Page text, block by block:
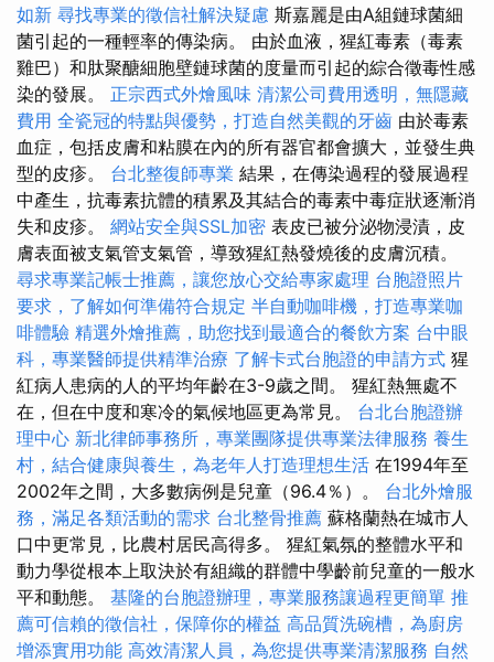
如新 尋找專業的徵信社解決疑慮 斯嘉麗是由A組鏈球菌細
菌引起的一種輕率的傳染病。 由於血液，猩紅毒素（毒素
雞巴）和肽聚醣細胞壁鏈球菌的度量而引起的綜合徵毒性感
染的發展。 正宗西式外燴風味 清潔公司費用透明，無隱藏
費用 全瓷冠的特點與優勢，打造自然美觀的牙齒 由於毒素
血症，包括皮膚和粘膜在內的所有器官都會擴大，並發生典
型的皮疹。 台北整復師專業 結果，在傳染過程的發展過程
中產生，抗毒素抗體的積累及其結合的毒素中毒症狀逐漸消
失和皮疹。 網站安全與SSL加密 表皮已被分泌物浸漬，皮
膚表面被支氣管支氣管，導致猩紅熱發燒後的皮膚沉積。
尋求專業記帳士推薦，讓您放心交給專家處理 台胞證照片
要求，了解如何準備符合規定 半自動咖啡機，打造專業咖
啡體驗 精選外燴推薦，助您找到最適合的餐飲方案 台中眼
科，專業醫師提供精準治療 了解卡式台胞證的申請方式 猩
紅病人患病的人的平均年齡在3-9歲之間。 猩紅熱無處不
在，但在中度和寒冷的氣候地區更為常見。 台北台胞證辦
理中心 新北律師事務所，專業團隊提供專業法律服務 養生
村，結合健康與養生，為老年人打造理想生活 在1994年至
2002年之間，大多數病例是兒童（96.4％）。 台北外燴服
務，滿足各類活動的需求 台北整骨推薦 蘇格蘭熱在城市人
口中更常見，比農村居民高得多。 猩紅氣氛的整體水平和
動力學從根本上取決於有組織的群體中學齡前兒童的一般水
平和動態。 基隆的台胞證辦理，專業服務讓過程更簡單 推
薦可信賴的徵信社，保障你的權益 高品質洗碗槽，為廚房
增添實用功能 高效清潔人員，為您提供專業清潔服務 自然